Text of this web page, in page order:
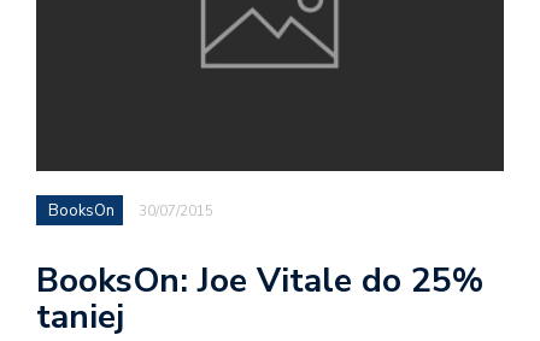
BooksOn 30/07/2015
BooksOn: Joe Vitale do 25%
taniej